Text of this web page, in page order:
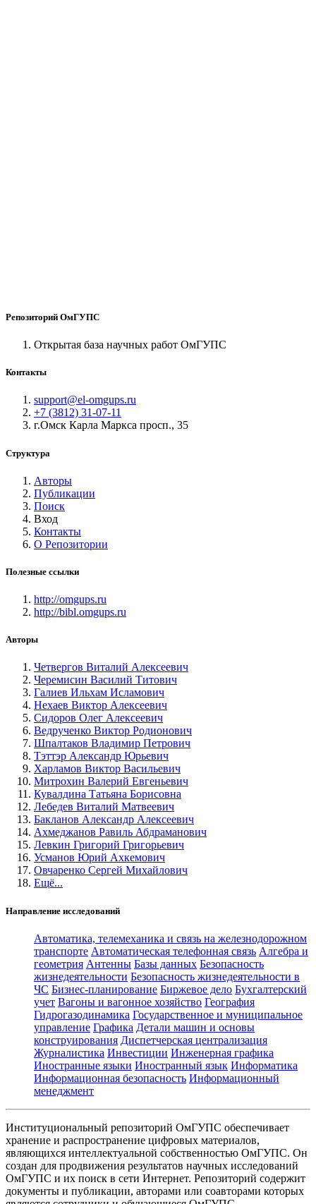
Репозиторий ОмГУПС
Открытая база научных работ ОмГУПС
Контакты
support@el-omgups.ru
+7 (3812) 31-07-11
г.Омск Карла Маркса просп., 35
Структура
Авторы
Публикации
Поиск
Вход
Контакты
О Репозитории
Полезные ссылки
http://omgups.ru
http://bibl.omgups.ru
Авторы
Четвергов Виталий Алексеевич
Черемисин Василий Титович
Галиев Ильхам Исламович
Нехаев Виктор Алексеевич
Сидоров Олег Алексеевич
Ведрученко Виктор Родионович
Шпалтаков Владимир Петрович
Тэттэр Александр Юрьевич
Харламов Виктор Васильевич
Митрохин Валерий Евгеньевич
Кувалдина Татьяна Борисовна
Лебедев Виталий Матвеевич
Бакланов Александр Алексеевич
Ахмеджанов Равиль Абдраманович
Левкин Григорий Григорьевич
Усманов Юрий Ахкемович
Овчаренко Сергей Михайлович
Ещё...
Направление исследований
Автоматика, телемеханика и связь на железнодорожном
транспорте Автоматическая телефонная связь Алгебра и
геометрия Антенны Базы данных Безопасность
жизнедеятельности Безопасность жизнедеятельности в
ЧС Бизнес-планирование Биржевое дело Бухгалтерский
учет Вагоны и вагонное хозяйство География
Гидрогазодинамика Государственное и муниципальное
управление Графика Детали машин и основы
конструирования Диспетчерская централизация
Журналистика Инвестиции Инженерная графика
Иностранные языки Иностранный язык Информатика
Информационная безопасность Информационный
менеджмент
Институциональный репозиторий ОмГУПС обеспечивает
хранение и распространение цифровых материалов,
являющихся интеллектуальной собственностью ОмГУПС. Он
создан для продвижения результатов научных исследований
ОмГУПС и их поиск в сети Интернет. Репозиторий содержит
документы и публикации, авторами или соавторами которых